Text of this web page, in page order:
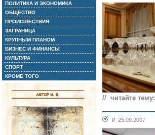
ПОЛИТИКА И ЭКОНОМИКА
ОБЩЕСТВО
ПРОИСШЕСТВИЯ
ЗАГРАНИЦА
КРУПНЫМ ПЛАНОМ
БИЗНЕС И ФИНАНСЫ
КУЛЬТУРА
СПОРТ
КРОМЕ ТОГО
// читайте тему:
// 25.09.2007